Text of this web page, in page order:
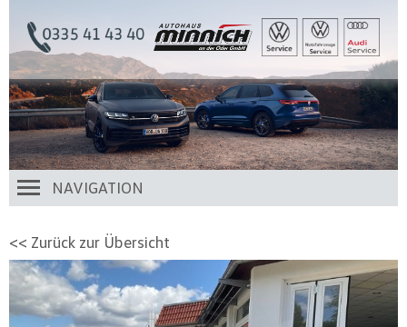
NAVIGATION
<< Zurück zur Übersicht